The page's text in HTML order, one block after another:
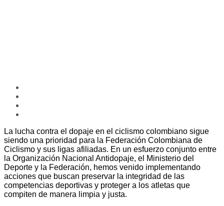
La lucha contra el dopaje en el ciclismo colombiano sigue
siendo una prioridad para la Federación Colombiana de
Ciclismo y sus ligas afiliadas. En un esfuerzo conjunto entre
la Organización Nacional Antidopaje, el Ministerio del
Deporte y la Federación, hemos venido implementando
acciones que buscan preservar la integridad de las
competencias deportivas y proteger a los atletas que
compiten de manera limpia y justa.